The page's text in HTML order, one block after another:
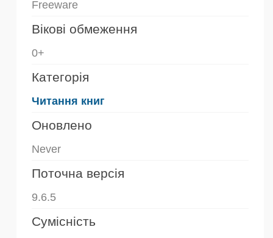
Freeware
Вікові обмеження
0+
Категорія
Читання книг
Оновлено
Never
Поточна версія
9.6.5
Сумісність